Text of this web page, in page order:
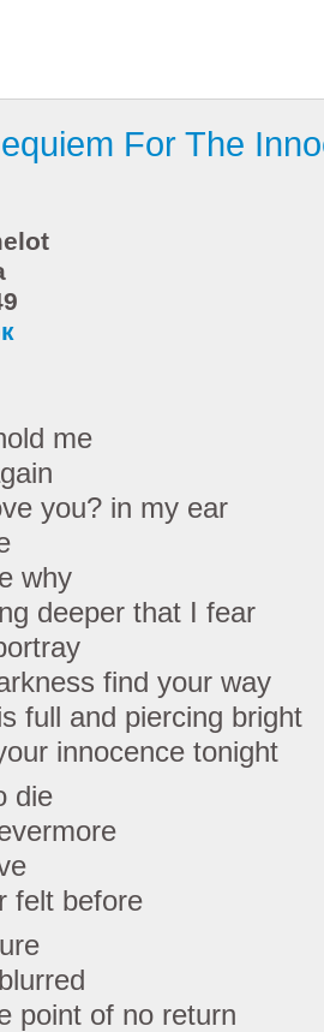
For The
me
you? in my ear
why
deeper that I fear
find your way
full and piercing bright
innocence tonight
die
felt before
point of no return